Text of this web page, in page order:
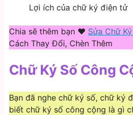
Lợi ích của chữ ký điện tử
Chia sẽ thêm bạn ❤️️ Sửa Chữ
Cách Thay Đổi, Chèn Thêm
Chữ Ký Số Công
Bạn đã nghe chữ ký số, chữ ký
biết chữ ký số công cộng là gì